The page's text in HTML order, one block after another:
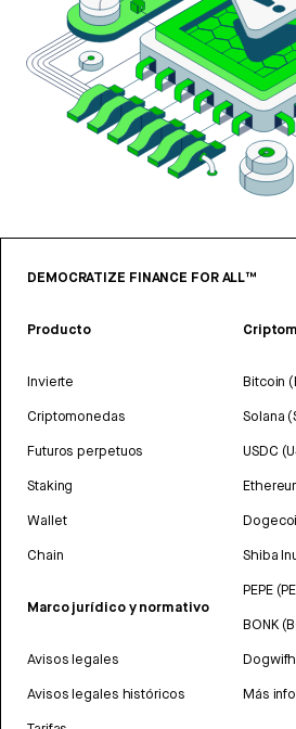
DEMOCRATIZE FINANCE FOR ALL™
Producto
Invierte
Criptomonedas
Futuros perpetuos
Staking
Wallet
Chain
Marco jurídico y normativo
Avisos legales
Avisos legales históricos
Bitcoin
Solana
USDC
Shiba
PEPE
BONK
Más